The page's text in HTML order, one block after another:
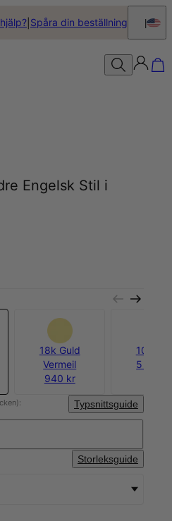
Spåra din beställning
Engelsk Stil i
18k Guld
Vermeil
940 kr
10k
5 550
Typsnittsguide
Storleksguide